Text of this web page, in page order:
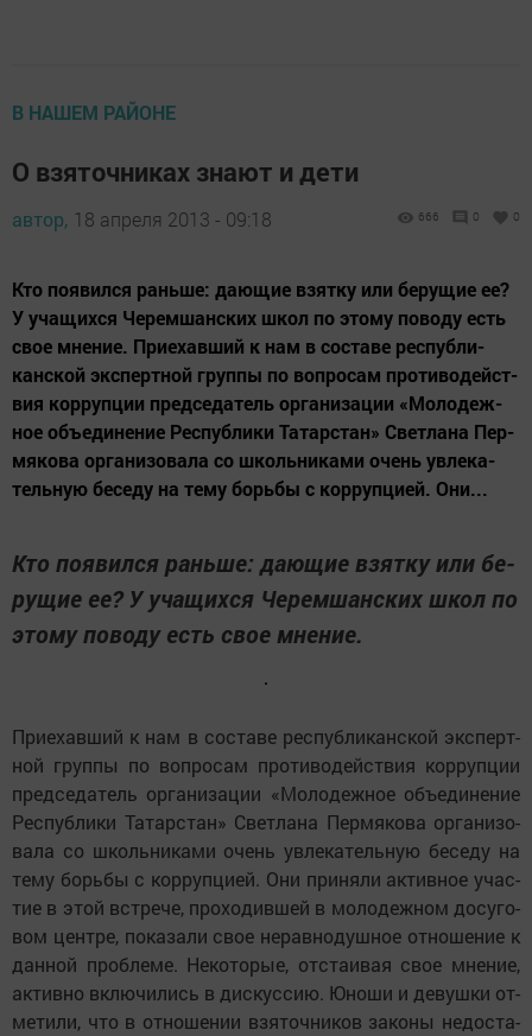
В НАШЕМ РАЙОНЕ
О взяточниках знают и дети
автор, 18 апреля 2013 - 09:18 666 0 0
Кто по­я­вил­ся рань­ше: да­ю­щие взят­ку или бе­ру­щие ее?
У уча­щих­ся Че­рем­шанс­ких школ по это­му по­во­ду есть
свое мне­ние. При­е­хав­ший к нам в сос­та­ве рес­пуб­ли­
канс­кой экс­перт­ной груп­пы по воп­ро­сам про­ти­во­дейст­
вия кор­руп­ции пред­се­да­тель ор­га­ни­за­ции «Мо­ло­деж­
ное объ­е­ди­не­ние Рес­пуб­ли­ки Та­тарс­тан» Свет­ла­на Пер­
мя­ко­ва ор­га­ни­зо­ва­ла со школь­ни­ка­ми очень ув­ле­ка­
тель­ную бе­се­ду на те­му борь­бы с кор­руп­ци­ей. Они...
Кто по­я­вил­ся рань­ше: да­ю­щие взят­ку или бе­
ру­щие ее? У уча­щих­ся Че­рем­шанс­ких школ по
это­му по­во­ду есть свое мне­ние.
При­е­хав­ший к нам в сос­та­ве рес­пуб­ли­канс­кой экс­перт­
ной груп­пы по воп­ро­сам про­ти­во­дейст­вия кор­руп­ции
пред­се­да­тель ор­га­ни­за­ции «Мо­ло­деж­ное объ­е­ди­не­ние
Рес­пуб­ли­ки Та­тарс­тан» Свет­ла­на Пер­мя­ко­ва ор­га­ни­зо­
ва­ла со школь­ни­ка­ми очень ув­ле­ка­тель­ную бе­се­ду на
те­му борь­бы с кор­руп­ци­ей. Они при­ня­ли ак­тив­ное учас­
тие в этой вст­ре­че, про­хо­див­шей в мо­ло­деж­ном до­су­го­
вом цент­ре, по­ка­за­ли свое не­рав­но­душ­ное от­но­ше­ние к
дан­ной проб­ле­ме. Не­ко­то­рые, отс­та­и­вая свое мне­ние,
ак­тив­но вк­лю­чи­лись в дис­кус­сию. Юно­ши и де­вуш­ки от­
ме­ти­ли, что в от­но­ше­нии взя­точ­ни­ков за­ко­ны не­дос­та­